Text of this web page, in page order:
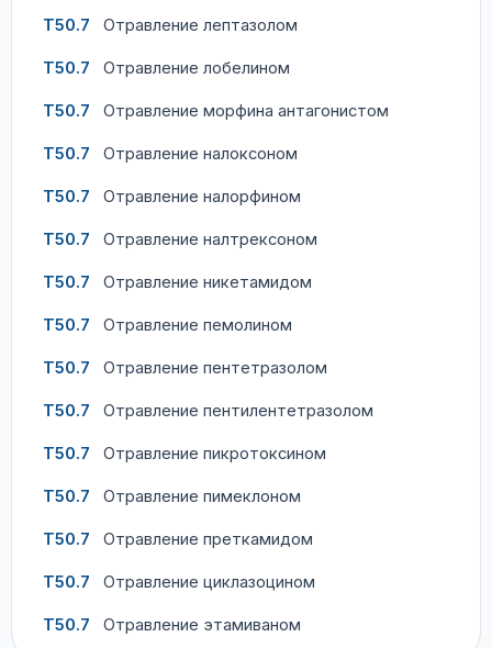
T50.7 Отравление лептазолом
T50.7 Отравление лобелином
T50.7 Отравление морфина антагонистом
T50.7 Отравление налоксоном
T50.7 Отравление налорфином
T50.7 Отравление налтрексоном
T50.7 Отравление никетамидом
T50.7 Отравление пемолином
T50.7 Отравление пентетразолом
T50.7 Отравление пентилентетразолом
T50.7 Отравление пикротоксином
T50.7 Отравление пимеклоном
T50.7 Отравление преткамидом
T50.7 Отравление циклазоцином
T50.7 Отравление этамиваном